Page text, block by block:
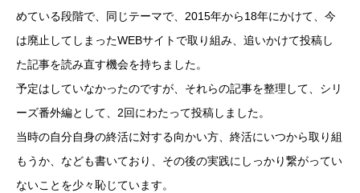
めている段階で、同じテーマで、2015年から18年にかけて、今
は廃止してしまったWEBサイトで取り組み、追いかけて投稿し
た記事を読み直す機会を持ちました。
予定はしていなかったのですが、それらの記事を整理して、シリ
ーズ番外編として、2回にわたって投稿しました。
当時の自分自身の終活に対する向かい方、終活にいつから取り組
もうか、なども書いており、その後の実践にしっかり繋がってい
ないことを少々恥じています。